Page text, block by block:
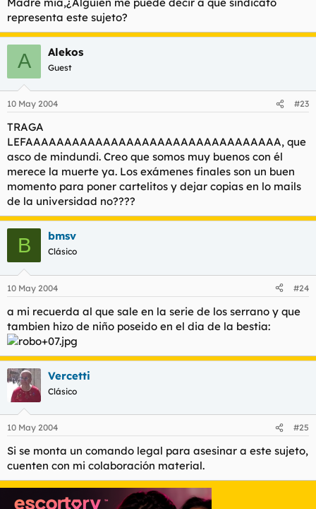
representa este sujeto?
A Alekos
Guest
10 May 2004 #23
TRAGA
LEFAAAAAAAAAAAAAAAAAAAAAAAAAAAAAAAAA, que
asco de mindundi. Creo que somos muy buenos con él
merece la muerte ya. Los exámenes finales son un buen
momento para poner cartelitos y dejar copias en lo mails
de la universidad no????
B bmsv
Clásico
10 May 2004 #24
a mi recuerda al que sale en la serie de los serrano y que
tambien hizo de niño poseido en el dia de la bestia:
Vercetti
Clásico
10 May 2004 #25
Si se monta un comando legal para asesinar a este sujeto,
cuenten con mi colaboración material.